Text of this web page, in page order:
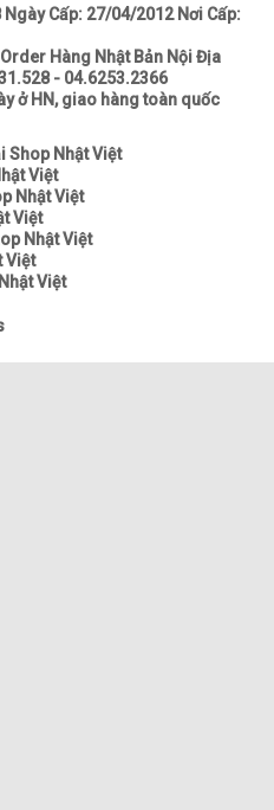
Cấp: 27/04/2012 Nơi Cấp:
Hàng Nhật Bản Nội Địa
- 04.6253.2366
ở HN, giao hàng toàn quốc
Shop Nhật Việt
Việt
Nhật Việt
Việt
Nhật Việt
Việt
Việt